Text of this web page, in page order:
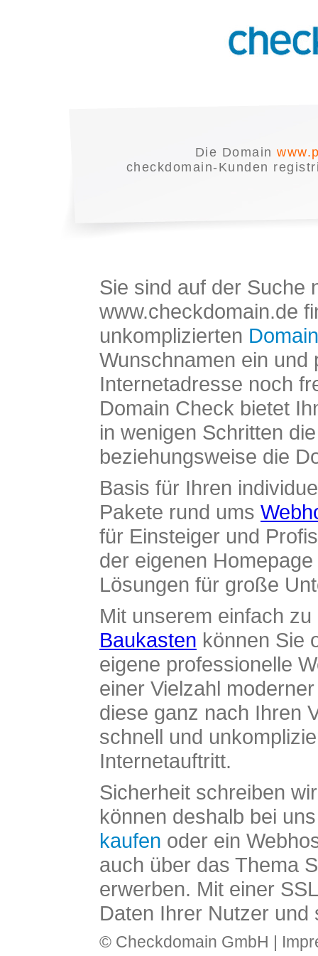
Die Domain
checkdomain-Kunden
Sie sind auf der Suche
www.checkdomain.de
unkomplizierten
Wunschnamen ein und
Internetadresse noch
Domain Check bietet
in wenigen Schritten
beziehungsweise die
Basis für Ihren
Pakete rund ums
für Einsteiger und
der eigenen
Lösungen für große
Mit unserem einfach
Baukasten können Sie
eigene professionelle
einer Vielzahl
diese ganz nach Ihren
schnell und
Internetauftritt.
Sicherheit schreiben
können deshalb bei
kaufen oder ein
auch über das Thema
erwerben. Mit einer
Daten Ihrer Nutzer und
© Checkdomain GmbH |